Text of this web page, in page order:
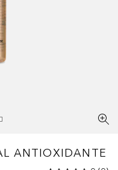
ANTIOXIDANTE